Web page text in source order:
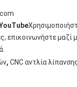
επικοινωνήστε μαζί
, CNC αντλία